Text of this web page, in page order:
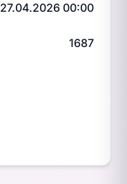
27.04.2026 00:00
1687